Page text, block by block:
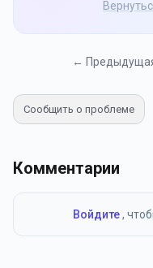
←
Сообщить о проблеме
Комментарии
Войдите,